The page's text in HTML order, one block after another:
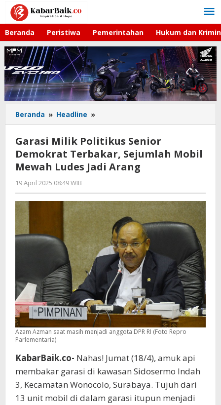
Lewati
konten
Beranda Peristiwa Pemerintahan Hukum dan
Beranda » Headline »
Milik
Politikus
Senior
Demokrat
Terbakar,
Ludes
Jadi
Arang
Garasi Milik Politikus Senior
Demokrat Terbakar, Sejumlah Mobil
Mewah Ludes Jadi Arang
19 April 2025 08:49 WIB
Hardy
Azam Azman saat masih menjadi anggota DPR RI (Foto Repro
Parlementaria)
KabarBaik.co- Nahas! Jumat (18/4), amuk api
membakar garasi di kawasan Sidosermo Indah
3, Kecamatan Wonocolo, Surabaya. Tujuh dari
13 unit mobil di dalam garasi itupun menjadi